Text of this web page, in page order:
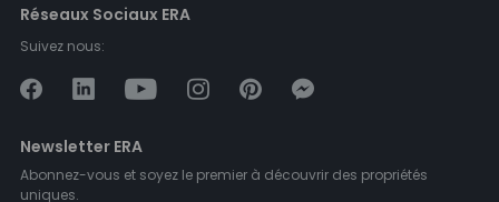
Réseaux Sociaux ERA
Suivez nous:
Newsletter ERA
Abonnez-vous et soyez le premier à découvrir des propriétés
uniques.